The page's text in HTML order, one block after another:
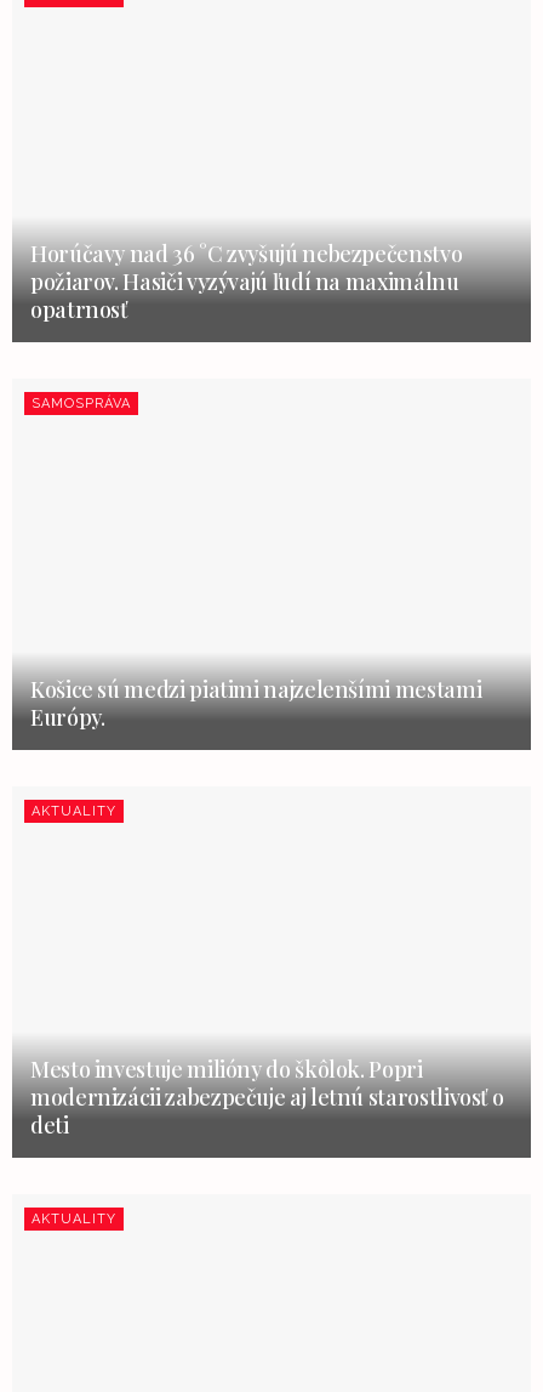
Horúčavy nad 36 °C zvyšujú nebezpečenstvo
požiarov. Hasiči vyzývajú ľudí na maximálnu
opatrnosť
SAMOSPRÁVA
Košice sú medzi piatimi najzelenšími mestami
Európy.
AKTUALITY
Mesto investuje milióny do škôlok. Popri
modernizácii zabezpečuje aj letnú starostlivosť o
deti
AKTUALITY